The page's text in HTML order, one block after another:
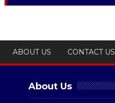
ABOUT US CONTACT US
About Us